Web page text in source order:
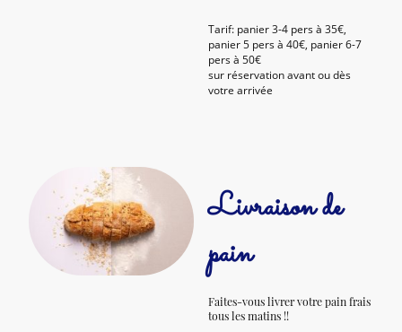
Tarif: panier 3-4 pers à 35€,
panier 5 pers à 40€, panier 6-7
pers à 50€
sur réservation avant ou dès
votre arrivée
Livraison de
pain
Faites-vous livrer votre pain frais
tous les matins !!